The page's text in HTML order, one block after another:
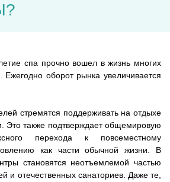
спа прочно вошел в жизнь многих
Ежегодно оборот рынка увеличивается
стремятся поддерживать на отдыхе
Это также подтверждает общемировую
перехода к повсеместному
как части обычной жизни. В
становятся неотъемлемой частью
и отечественных санаториев. Даже те,